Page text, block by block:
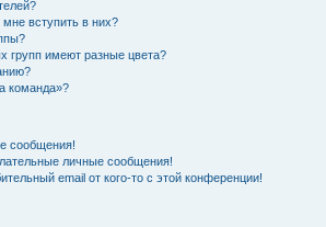
мне вступить в них?
групп имеют разные цвета?
команда»?
сообщения!
личные сообщения!
email от кого-то с этой конференции!